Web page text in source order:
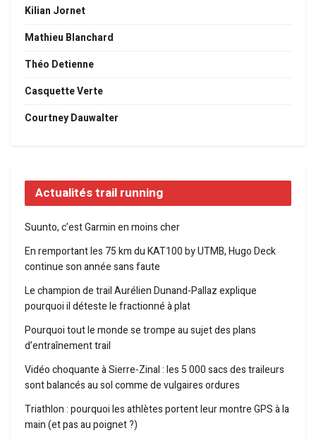
Kilian Jornet
Mathieu Blanchard
Théo Detienne
Casquette Verte
Courtney Dauwalter
Actualités trail running
Suunto, c’est Garmin en moins cher
En remportant les 75 km du KAT100 by UTMB, Hugo Deck
continue son année sans faute
Le champion de trail Aurélien Dunand-Pallaz explique
pourquoi il déteste le fractionné à plat
Pourquoi tout le monde se trompe au sujet des plans
d’entraînement trail
Vidéo choquante à Sierre-Zinal : les 5 000 sacs des traileurs
sont balancés au sol comme de vulgaires ordures
Triathlon : pourquoi les athlètes portent leur montre GPS à la
main (et pas au poignet ?)